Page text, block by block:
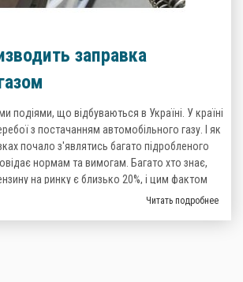
заправка
подіями, що відбуваються в Україні. У країні
з постачанням автомобільного газу. І як
почало з'являтись багато підробленого
нормам та вимогам. Багато хто знає,
на ринку є близько 20%, і цим фактом
то тепер ситуація з неякісним газом теж
Читать подробнее